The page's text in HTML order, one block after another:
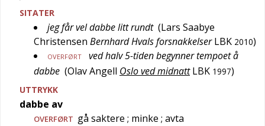
SITATER
jeg får vel dabbe litt rundt (Lars Saabye
Christensen Bernhard Hvals forsnakkelser LBK 2010)
OVERFØRT
ved halv 5-tiden begynner tempoet å
dabbe (Olav Angell Oslo ved midnatt LBK 1997)
UTTRYKK
dabbe av
OVERFØRT gå saktere ; minke ; avta